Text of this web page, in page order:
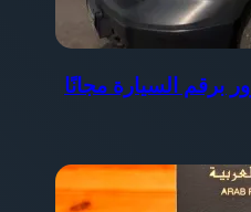
برقم السيارة مجانًا